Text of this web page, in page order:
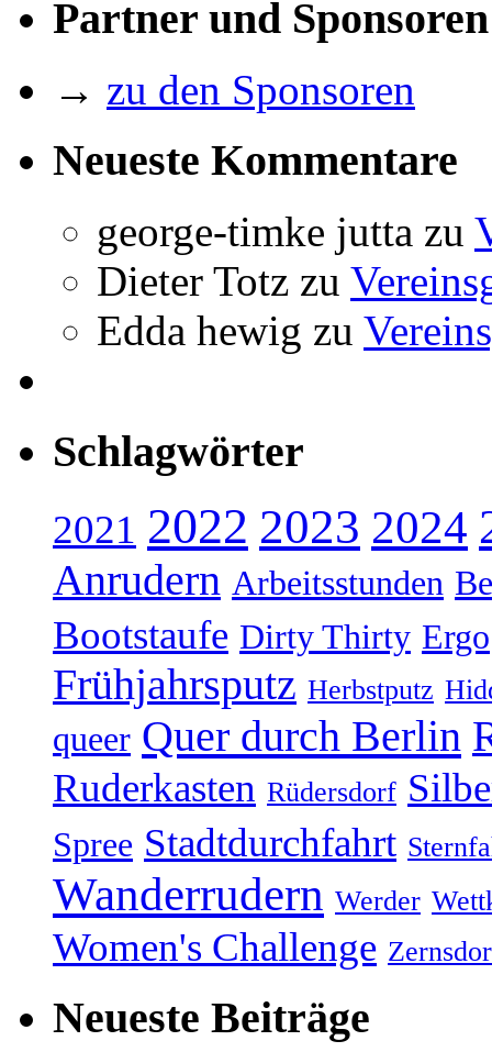
Partner und Sponsoren
→ zu den Sponsoren
Neueste Kommentare
george-timke jutta zu
Dieter Totz zu
Edda hewig zu
Schlagwörter
2021 2022 2023 2024
Anrudern Arbeitsstunden
Bootstaufe Dirty Thirty Ergo
Frühjahrsputz Herbstputz
queer Quer durch Berlin
Ruderkasten Rüdersdorf
Spree Stadtdurchfahrt
Wanderrudern Werder
Women's Challenge
Neueste Beiträge